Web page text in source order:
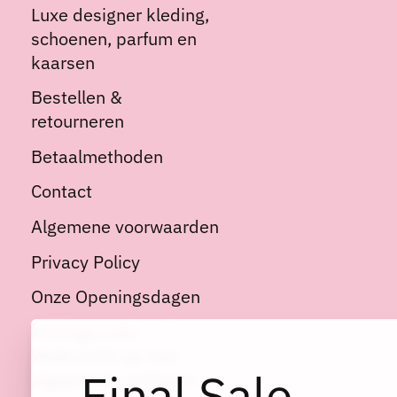
Luxe designer kleding,
schoenen, parfum en
kaarsen
Bestellen &
retourneren
Betaalmethoden
Contact
Algemene voorwaarden
Privacy Policy
Onze Openingsdagen
afgeprijsde artikelen